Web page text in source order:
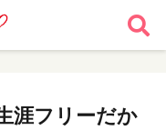
涯フリーだか